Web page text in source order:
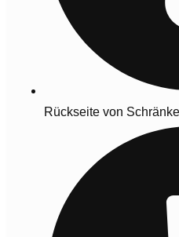
Rückseite von